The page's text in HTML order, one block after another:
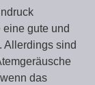
gute und
Allerdings sind
das